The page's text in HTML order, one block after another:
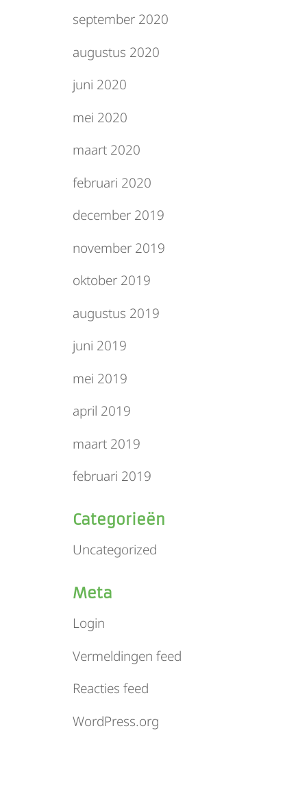
september 2020
augustus 2020
juni 2020
mei 2020
maart 2020
februari 2020
december 2019
november 2019
oktober 2019
augustus 2019
juni 2019
mei 2019
april 2019
maart 2019
februari 2019
Categorieën
Uncategorized
Meta
Login
Vermeldingen feed
Reacties feed
WordPress.org